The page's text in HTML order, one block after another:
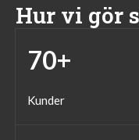
Hur vi gör
70+
Kunder